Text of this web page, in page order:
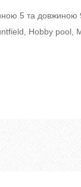
5 та довжиною
Hobby pool,